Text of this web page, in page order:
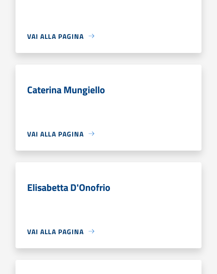
VAI ALLA PAGINA
Caterina Mungiello
VAI ALLA PAGINA
Elisabetta D'Onofrio
VAI ALLA PAGINA